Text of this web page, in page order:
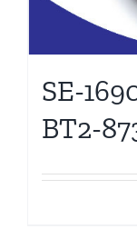
SE-
BT2-